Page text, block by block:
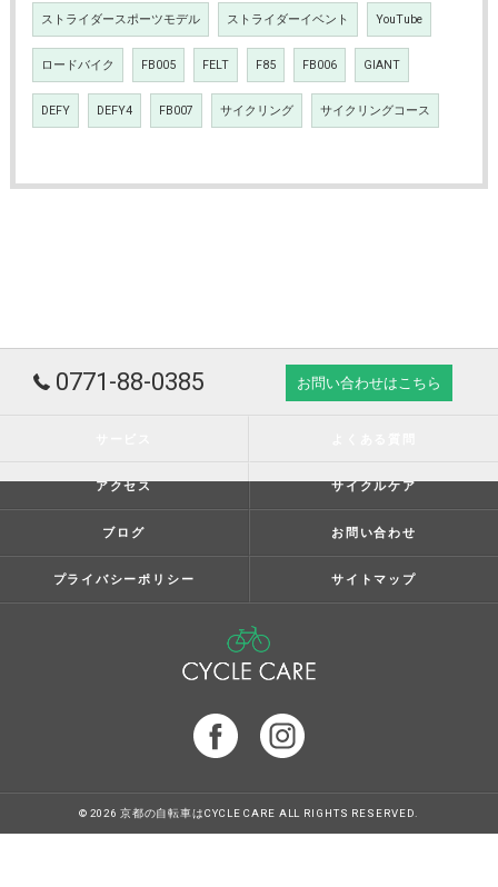
ストライダースポーツモデル ストライダーイベント YouTube
ロードバイク FB005 FELT F85 FB006 GIANT
DEFY DEFY4 FB007 サイクリング サイクリングコース
0771-88-0385 お問い合わせはこちら
アクセス サイクルケア
ブログ お問い合わせ
プライバシーポリシー サイトマップ
© 2026 京都の自転車はCYCLE CARE ALL RIGHTS RESERVED.